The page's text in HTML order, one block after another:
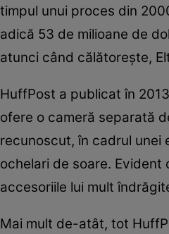
timpul unui proces din
adică 53 de milioane de
atunci când călătoreşte,
HuffPost a publicat în
ofere o cameră separată
recunoscut, în cadrul unei
ochelari de soare.
accesoriile lui mult
Mai mult de-atât, tot